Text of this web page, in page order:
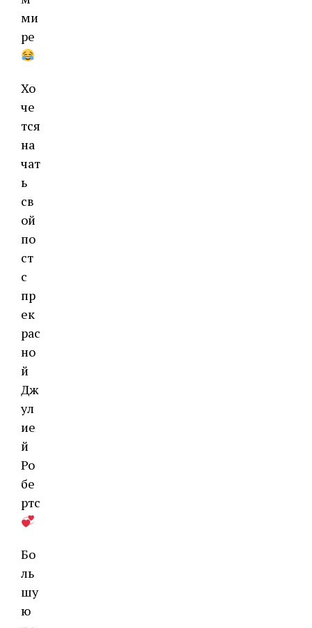
ми
ре
Хо
че
тся
на
чат
ь
св
ой
по
ст
с
пр
ек
рас
но
й
Дж
ул
ие
й
Ро
бе
ртс
Бо
ль
шу
ю